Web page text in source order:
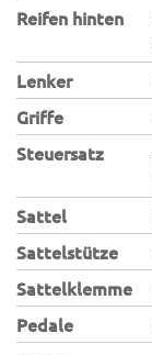
Reifen hinten
Lenker
Griffe
Steuersatz
Sattel
Sattelstütze
Sattelklemme
Pedale